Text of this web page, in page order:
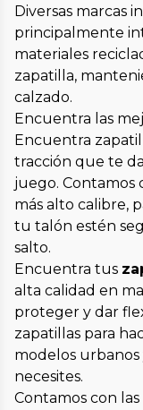
Diversas marcas
principalmente
materiales
zapatilla,
calzado.
Encuentra las
Encuentra
tracción que te
juego. Contamos
más alto calibre,
tu talón estén
salto.
Encuentra tus
alta calidad en
proteger y dar
zapatillas para
modelos urbanos
necesites.
Contamos con